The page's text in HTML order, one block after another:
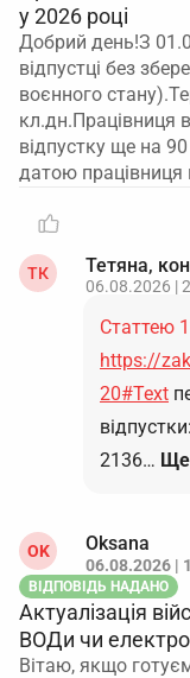
у 2026 році
Добрий день!З
відпустці без
воєнного
кл.дн.Працівниця
відпустку ще на
датою працівниця
ТК Тетяна,
06.08.2026 |
Статтею
https://
20#Text
2136… Ще
OK Oksana
06.08.2026 |
ВІДПОВІДЬ НАДАНО
Актуалізація
ВОДи чи
Вітаю, якщо